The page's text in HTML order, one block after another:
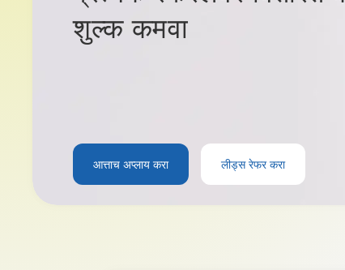
शुल्क कमवा
आत्ताच अप्लाय करा लीड्स रेफर करा